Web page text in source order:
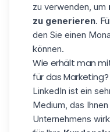
zu verwenden, um
zu generieren.
den Sie einen
können.
Wie erhält man
für das Marketing?
LinkedIn ist ein
Medium, das
Unternehmens